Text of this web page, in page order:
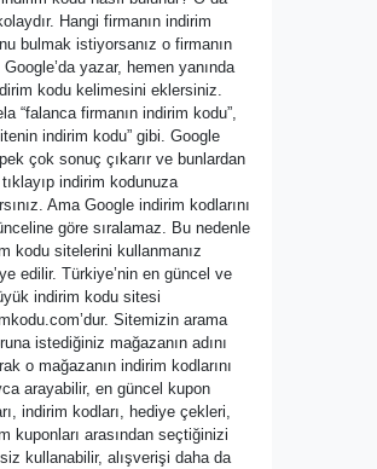
Hangi firmanın indirim
bulmak istiyorsanız o firmanın
Google’da yazar, hemen yanında
kodu kelimesini eklersiniz.
“falanca firmanın indirim kodu”,
indirim kodu” gibi. Google
çok sonuç çıkarır ve bunlardan
tıklayıp indirim kodunuza
Ama Google indirim kodlarını
göre sıralamaz. Bu nedenle
kodu sitelerini kullanmanız
edilir. Türkiye’nin en güncel ve
indirim kodu sitesi
Sitemizin arama
istediğiniz mağazanın adını
o mağazanın indirim kodlarını
arayabilir, en güncel kupon
indirim kodları, hediye çekleri,
kuponları arasından seçtiğinizi
kullanabilir, alışverişi daha da